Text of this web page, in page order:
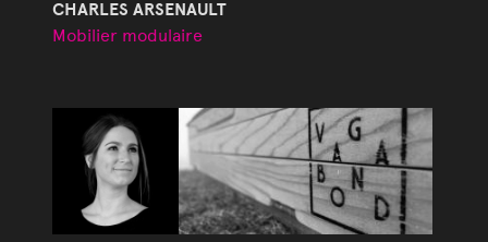
CHARLES ARSENAULT
Mobilier modulaire